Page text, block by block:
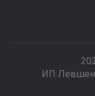
ИП